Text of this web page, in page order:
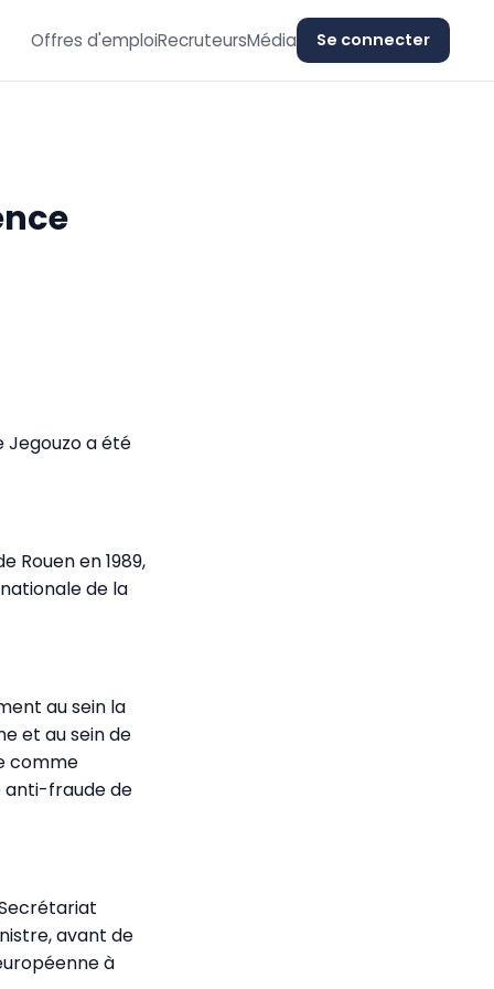
Offres d'emploiRecruteursMédia Se connecter
Jegouzo a été
Rouen en 1989,
de la
au sein la
et au sein de
comme
anti-fraude de
avant de
à